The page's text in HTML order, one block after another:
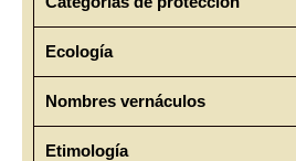
Ecología
Nombres vernáculos
Etimología